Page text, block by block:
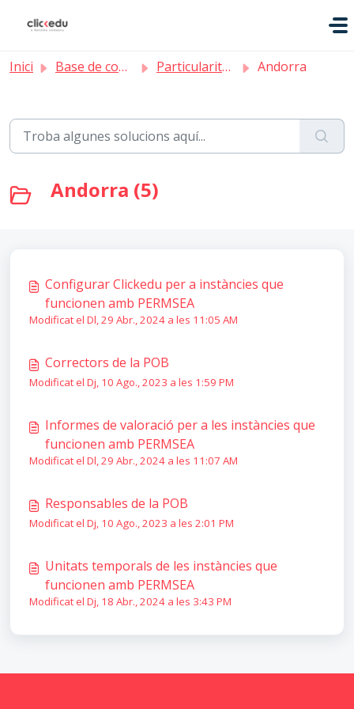
Inici Base de coneixement Particularitats territorials Andorra
Andorra (5)
Configurar Clickedu per a instàncies que
funcionen amb PERMSEA
Modificat el Dl, 29 Abr., 2024 a les 11:05 AM
Correctors de la POB
Modificat el Dj, 10 Ago., 2023 a les 1:59 PM
Informes de valoració per a les instàncies que
funcionen amb PERMSEA
Modificat el Dl, 29 Abr., 2024 a les 11:07 AM
Responsables de la POB
Modificat el Dj, 10 Ago., 2023 a les 2:01 PM
Unitats temporals de les instàncies que
funcionen amb PERMSEA
Modificat el Dj, 18 Abr., 2024 a les 3:43 PM